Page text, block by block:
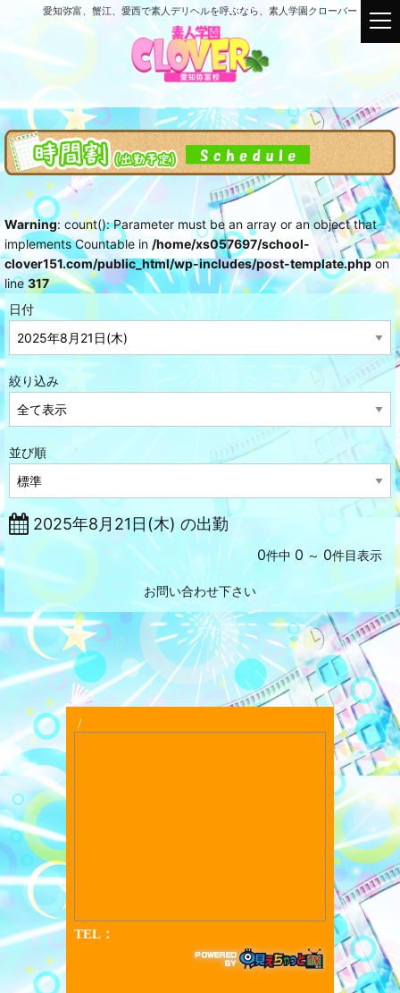
愛知弥富、蟹江、愛西で素人デリヘルを呼ぶなら、素人学園クローバー
Warning: count(): Parameter must be an array or an object that
implements Countable in /home/xs057697/school-
clover151.com/public_html/wp-includes/post-template.phpon
line 317
日付
絞り込み
並び順
2025年8月21日(木) の出勤
0件中 0 ～ 0件目表示
お問い合わせ下さい
t
o
e
n
a
v
i
g
a
t
i